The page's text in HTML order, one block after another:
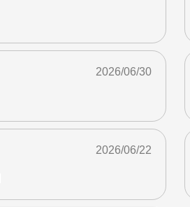
2026/06/30
2026/06/22